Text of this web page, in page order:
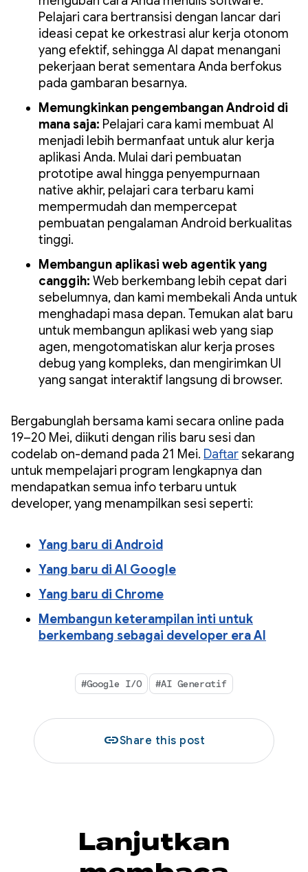
Pelajari cara bertransisi dengan lancar dari
ideasi cepat ke orkestrasi alur kerja otonom
yang efektif, sehingga AI dapat menangani
pekerjaan berat sementara Anda berfokus
pada gambaran besarnya.
Memungkinkan pengembangan Android di
mana saja: Pelajari cara kami membuat AI
menjadi lebih bermanfaat untuk alur kerja
aplikasi Anda. Mulai dari pembuatan
prototipe awal hingga penyempurnaan
native akhir, pelajari cara terbaru kami
mempermudah dan mempercepat
pembuatan pengalaman Android berkualitas
tinggi.
Membangun aplikasi web agentik yang
canggih: Web berkembang lebih cepat dari
sebelumnya, dan kami membekali Anda untuk
menghadapi masa depan. Temukan alat baru
untuk membangun aplikasi web yang siap
agen, mengotomatiskan alur kerja proses
debug yang kompleks, dan mengirimkan UI
yang sangat interaktif langsung di browser.
Bergabunglah bersama kami secara online pada
19–20 Mei, diikuti dengan rilis baru sesi dan
codelab on-demand pada 21 Mei. Daftarsekarang
untuk mempelajari program lengkapnya dan
mendapatkan semua info terbaru untuk
developer, yang menampilkan sesi seperti:
Yang baru di Android
Yang baru di AI Google
Yang baru di Chrome
Membangun keterampilan inti untuk
berkembang sebagai developer era AI
#Google I/O #AI Generatif
linkShare this post
Lanjutkan